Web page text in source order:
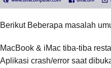
Berikut Beberapa masalah
MacBook & iMac tiba-tiba
Aplikasi crash/error saat